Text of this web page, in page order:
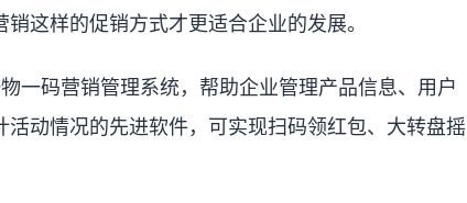
这样的促销方式才更适合企业的发展。
一码营销管理系统，帮助企业管理产品信息、用户
动情况的先进软件，可实现扫码领红包、大转盘摇